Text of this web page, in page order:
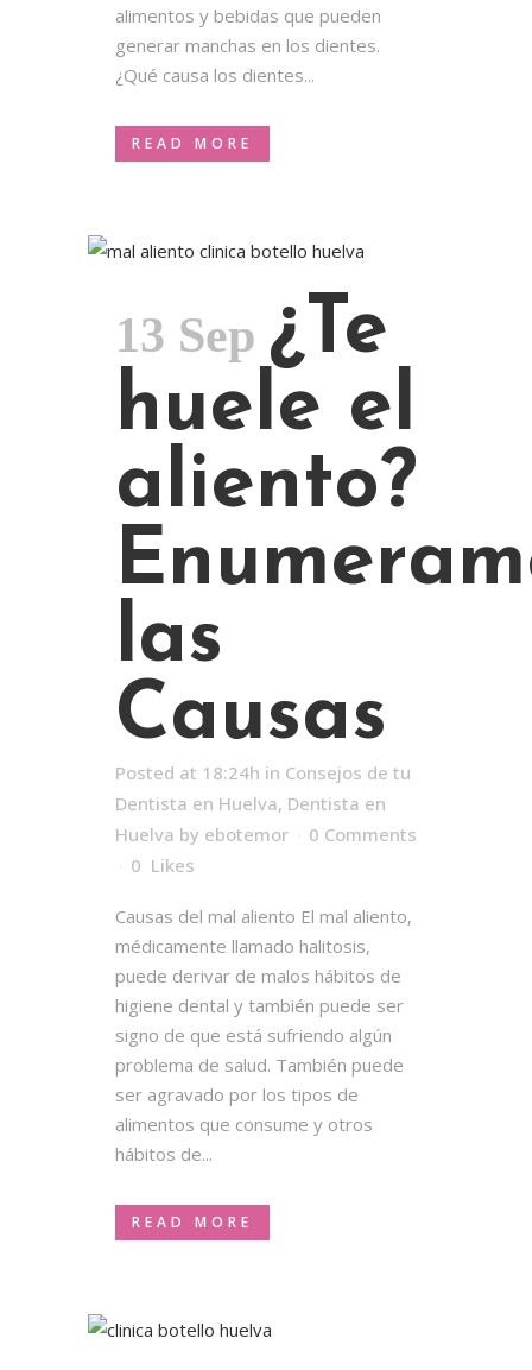
alimentos y bebidas que pueden
generar manchas en los dientes.
¿Qué causa los dientes...
READ MORE
13 Sep ¿Te
huele el
aliento?
las
Causas
Posted at 18:24h in Consejos de tu
Dentista en Huelva, Dentista en
Huelva by ebotemor
0 Comments
0 Likes
Causas del mal aliento El mal aliento,
médicamente llamado halitosis,
puede derivar de malos hábitos de
higiene dental y también puede ser
signo de que está sufriendo algún
problema de salud. También puede
ser agravado por los tipos de
alimentos que consume y otros
hábitos de...
READ MORE